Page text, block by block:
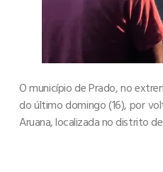
O município de Prado, no
do último domingo (16), por
Aruana, localizada no distrito